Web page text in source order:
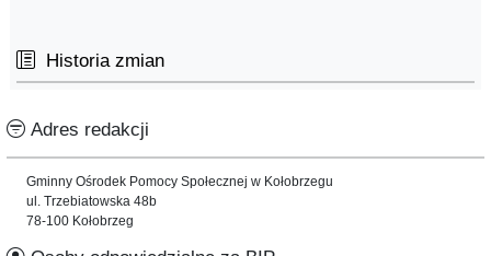
Historia zmian
Adres redakcji
Gminny Ośrodek Pomocy Społecznej w Kołobrzegu
ul. Trzebiatowska 48b
78-100 Kołobrzeg